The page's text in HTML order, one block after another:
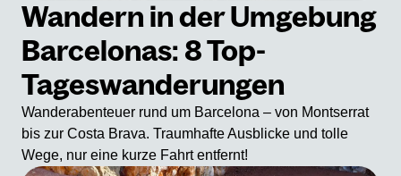
Wandern in der Umgebung
Barcelonas: 8 Top-
Tageswanderungen
Wanderabenteuer rund um Barcelona – von Montserrat
bis zur Costa Brava. Traumhafte Ausblicke und tolle
Wege, nur eine kurze Fahrt entfernt!